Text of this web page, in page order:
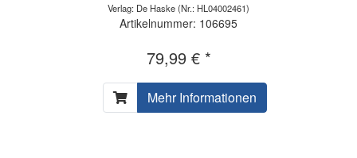
Verlag: De Haske(Nr.: HL04002461)
Artikelnummer: 106695
79,99 € *
Mehr Informationen